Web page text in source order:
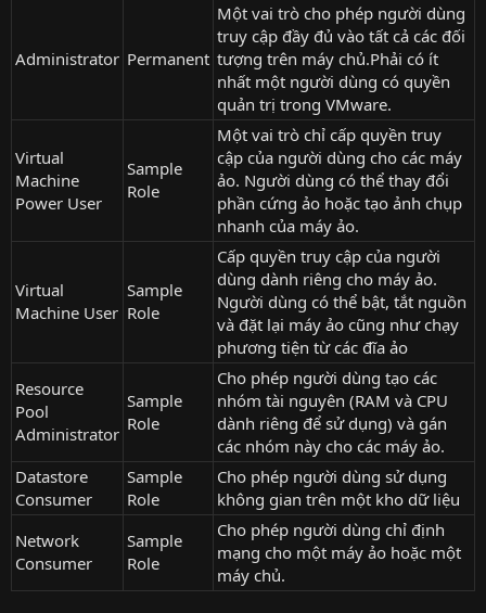
Administrator Permanent
Một vai trò cho phép người dùng
truy cập đầy đủ vào tất cả các đối
tượng trên máy chủ.Phải có ít
nhất một người dùng có quyền
quản trị trong VMware.
Virtual
Machine
Power User
Sample
Role
Một vai trò chỉ cấp quyền truy
cập của người dùng cho các máy
ảo. Người dùng có thể thay đổi
phần cứng ảo hoặc tạo ảnh chụp
nhanh của máy ảo.
Virtual
Machine User
Sample
Role
Cấp quyền truy cập của người
dùng dành riêng cho máy ảo.
Người dùng có thể bật, tắt nguồn
và đặt lại máy ảo cũng như chạy
phương tiện từ các đĩa ảo
Resource
Pool
Administrator
Sample
Role
Cho phép người dùng tạo các
nhóm tài nguyên (RAM và CPU
dành riêng để sử dụng) và gán
các nhóm này cho các máy ảo.
Datastore
Consumer
Sample
Role
Cho phép người dùng sử dụng
không gian trên một kho dữ liệu
Network
Consumer
Sample
Role
Cho phép người dùng chỉ định
mạng cho một máy ảo hoặc một
máy chủ.